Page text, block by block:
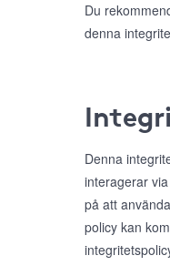
Du
denna
Denna
interagerar
på att
policy kan